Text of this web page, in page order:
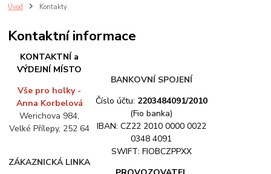
Úvod Kontakty
Kontaktní informace
KONTAKTNÍ a
VÝDEJNÍ MÍSTO
Vše pro holky -
Anna Korbelová
Werichova 984,
Velké Přílepy, 252 64
ZÁKAZNICKÁ LINKA
BANKOVNÍ SPOJENÍ
Číslo účtu: 2203484091/2010
(Fio banka)
IBAN: CZ22 2010 0000 0022
0348 4091
SWIFT: FIOBCZPPXX